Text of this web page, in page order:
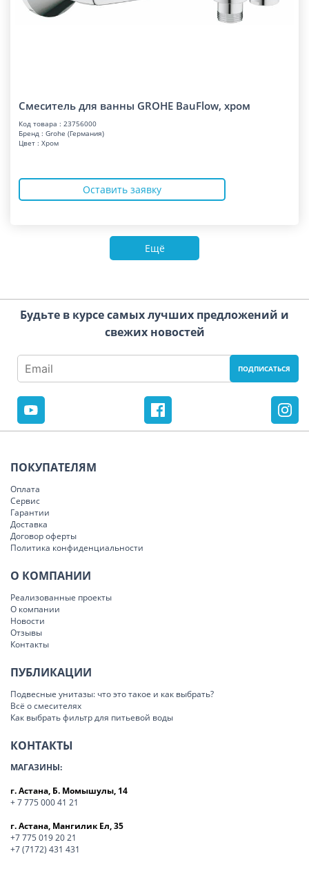
Смеситель для ванны GROHE BauFlow, хром
Код товара : 23756000
Бренд : Grohe (Германия)
Цвет : Хром
Оставить заявку
Ещё
Будьте в курсе самых лучших предложений и
свежих новостей
ПОКУПАТЕЛЯМ
Оплата
Сервис
Гарантии
Доставка
Договор оферты
Политика конфиденциальности
О КОМПАНИИ
Реализованные проекты
О компании
Новости
Отзывы
Контакты
ПУБЛИКАЦИИ
Подвесные унитазы: что это такое и как выбрать?
Всё о смесителях
Как выбрать фильтр для питьевой воды
КОНТАКТЫ
МАГАЗИНЫ:
г. Астана, Б. Момышулы, 14
+ 7 775 000 41 21
г. Астана, Мангилик Ел, 35
+7 775 019 20 21
+7 (7172) 431 431